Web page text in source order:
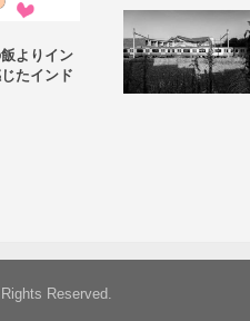
飯よりイン
たインド
Reserved.